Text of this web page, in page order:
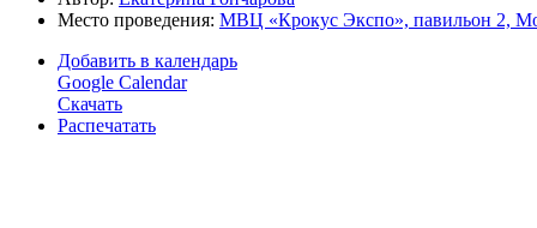
Место проведения: МВЦ «Крокус Экспо», павильон 2,
Добавить в календарь
Google Calendar
Скачать
Распечатать